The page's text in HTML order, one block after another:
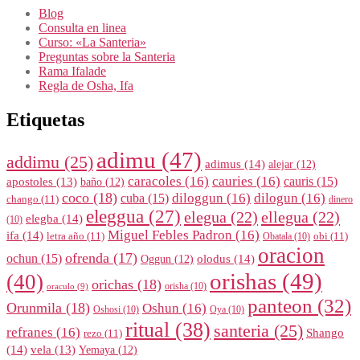
Blog
Consulta en linea
Curso: «La Santeria»
Preguntas sobre la Santeria
Rama Ifalade
Regla de Osha, Ifa
Etiquetas
addimu (25) adimu (47) adimus (14) alejar (12)
apostoles (13) baño (12) caracoles (16) cauries (16) cauris (15)
chango (11) coco (18) cuba (15) diloggun (16) dilogun (16) dinero
(10) elegba (14) eleggua (27) elegua (22) ellegua (22)
ifa (14) letra año (11) Miguel Febles Padron (16) Obatala (10) obi (11)
ochun (15) ofrenda (17) Oggun (12) olodus (14) oracion
(40) oraculo (9) orichas (18) orisha (10) orishas (49)
Orunmila (18) Oshosi (10) Oshun (16) Oya (10) panteon (32)
refranes (16) rezo (11) ritual (38) santeria (25) Shango
(14) vela (13) Yemaya (12)